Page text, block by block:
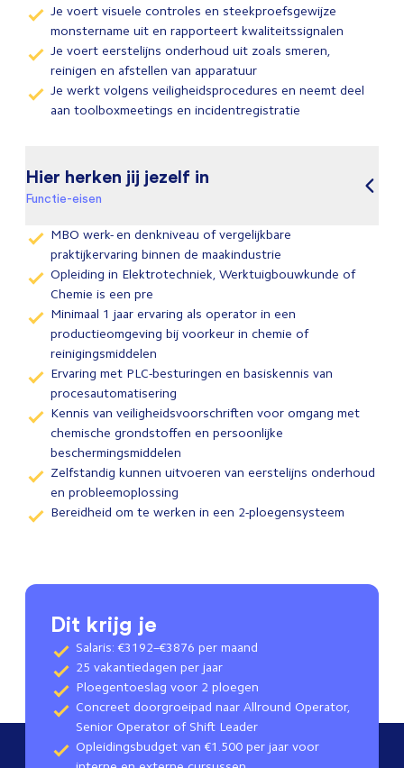
Je voert visuele controles en steekproefsgewijze
monstername uit en rapporteert kwaliteitssignalen
Je voert eerstelijns onderhoud uit zoals smeren,
reinigen en afstellen van apparatuur
Je werkt volgens veiligheidsprocedures en neemt deel
aan toolboxmeetings en incidentregistratie
Hier herken jij jezelf in
Functie-eisen
MBO werk- en denkniveau of vergelijkbare
praktijkervaring binnen de maakindustrie
Opleiding in Elektrotechniek, Werktuigbouwkunde of
Chemie is een pre
Minimaal 1 jaar ervaring als operator in een
productieomgeving bij voorkeur in chemie of
reinigingsmiddelen
Ervaring met PLC-besturingen en basiskennis van
procesautomatisering
Kennis van veiligheidsvoorschriften voor omgang met
chemische grondstoffen en persoonlijke
beschermingsmiddelen
Zelfstandig kunnen uitvoeren van eerstelijns onderhoud
en probleemoplossing
Bereidheid om te werken in een 2-ploegensysteem
Dit krijg je
Salaris: €3192–€3876 per maand
25 vakantiedagen per jaar
Ploegentoeslag voor 2 ploegen
Concreet doorgroeipad naar Allround Operator,
Senior Operator of Shift Leader
Opleidingsbudget van €1.500 per jaar voor